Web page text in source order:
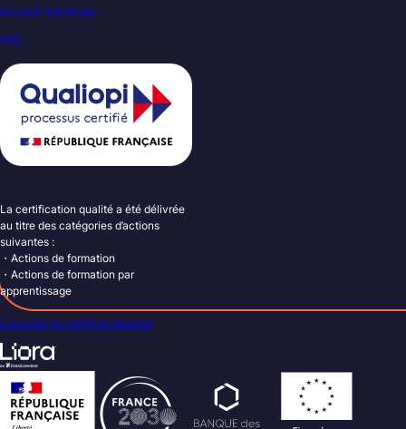
Accueil handicap
VAE
La certification qualité a été délivrée
au titre des catégories d’actions
suivantes :
・Actions de formation
・Actions de formation par
apprentissage
Consulter le certificat Qualiopi